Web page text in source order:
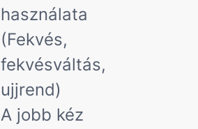
használata
(Fekvés,
fekvésváltás,
ujjrend)
A jobb kéz